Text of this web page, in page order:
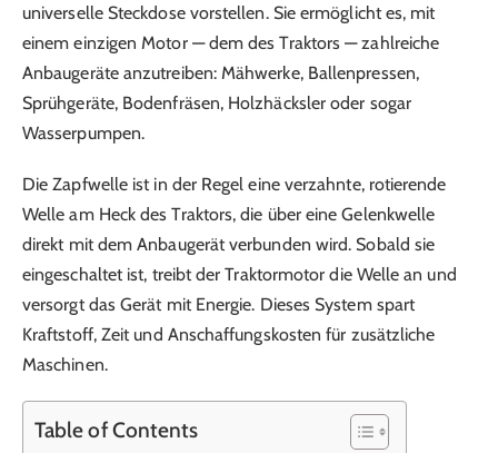
universelle Steckdose vorstellen. Sie ermöglicht es, mit
einem einzigen Motor — dem des Traktors — zahlreiche
Anbaugeräte anzutreiben: Mähwerke, Ballenpressen,
Sprühgeräte, Bodenfräsen, Holzhäcksler oder sogar
Wasserpumpen.
Die Zapfwelle ist in der Regel eine verzahnte, rotierende
Welle am Heck des Traktors, die über eine Gelenkwelle
direkt mit dem Anbaugerät verbunden wird. Sobald sie
eingeschaltet ist, treibt der Traktormotor die Welle an und
versorgt das Gerät mit Energie. Dieses System spart
Kraftstoff, Zeit und Anschaffungskosten für zusätzliche
Maschinen.
Table of Contents